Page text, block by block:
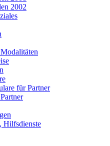
2002
für Partner
Hilfsdienste